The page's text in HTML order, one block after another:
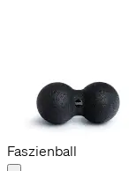
Duoball 08
CHF 24.90
12 cm
Faszienball